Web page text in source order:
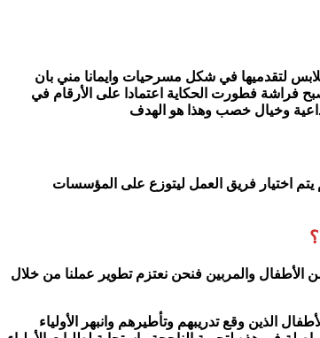
لتقدميها في شكل مسرحيات وايمانا مني بان
فراشة فطورت الحكاية اعتمادا على الأرقام في
وخيال خصب وهذا هو الهدف
يتم اختيار فريق العمل ليتوزع على المؤسسات
الأطفال والمربين فنحن نعتزم تطوير عملنا من خلال
500 طفل وهي تجربة ثانية بعد نجاح التجربة الأولى سنة 2019 حيث انبهرنا بمستوى الأطفال الذين وقع تدريبهم وتأطيرهم وانبهر الأولياء